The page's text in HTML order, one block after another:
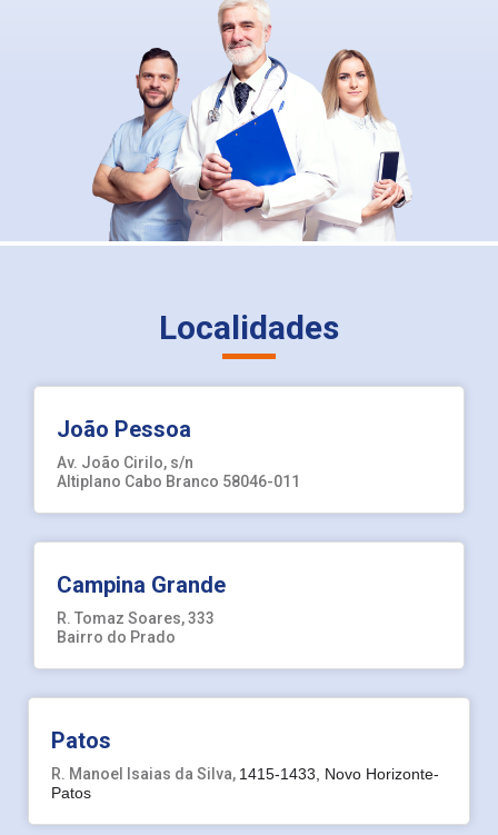
Localidades
João Pessoa
Av. João Cirilo, s/n
Altiplano Cabo Branco 58046-011
Campina Grande
R. Tomaz Soares, 333
Bairro do Prado
Patos
R. Manoel Isaias da Silva, 1415-1433, Novo Horizonte-
Patos